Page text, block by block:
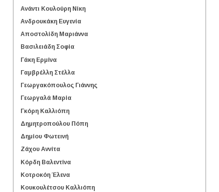
Ανάντι Κουλούρη Νίκη
Ανδρουκάκη Ευγενία
Αποστολίδη Μαριάννα
Βασιλειάδη Σοφία
Γάκη Ερμίνα
Γαμβρέλλη Στέλλα
Γεωργακόπουλος Γιάννης
Γεωργαλά Μαρία
Γκόρη Καλλιόπη
Δημητροπούλου Πόπη
Δημίου Φωτεινή
Ζάχου Αννίτα
Κόρδη Βαλεντίνα
Κοτροκόη Έλενα
Κουκουλέτσου Καλλιόπη